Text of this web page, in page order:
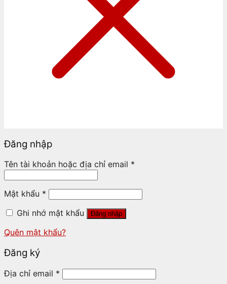
Đăng nhập
Tên tài khoản hoặc địa chỉ email *
Mật khẩu *
Ghi nhớ mật khẩu
Đăng nhập
Quên mật khẩu?
Đăng ký
Địa chỉ email *